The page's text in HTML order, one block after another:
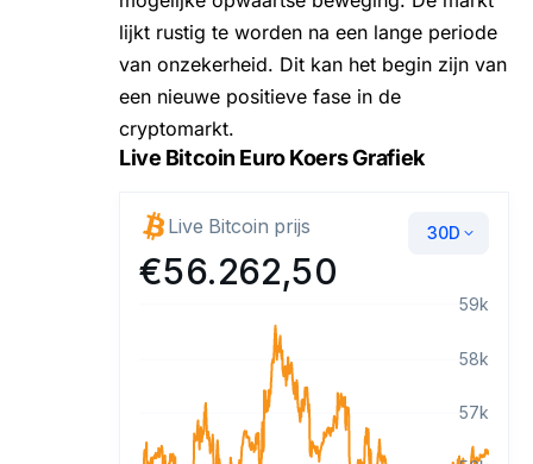
lijkt rustig te worden na een lange periode
van onzekerheid. Dit kan het begin zijn van
een nieuwe positieve fase in de
cryptomarkt.
Live Bitcoin Euro Koers Grafiek